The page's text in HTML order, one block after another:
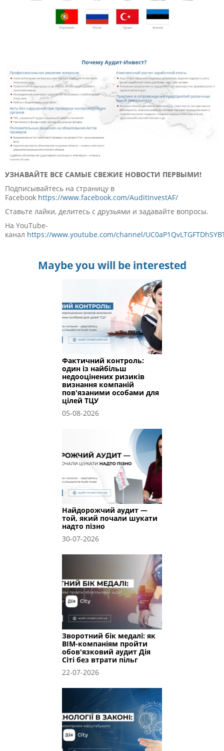
УЗНАВАЙТЕ ВСЕ САМЫЕ СВЕЖИЕ НОВОСТИ ПЕРВЫМИ!
Подписывайтесь на страницу в
Facebook https://www.facebook.com/AuditInvestAF/
Ставьте лайки, делитесь с друзьями и задавайте вопросы.
На YouTube-
канал https://www.youtube.com/channel/
Maybe you will be interested
Фактичний контроль:
один із найбільш
недооцінених ризиків
визнання компаній
пов'язаними особами для
цілей ТЦУ
05-08-2026
Найдорожчий аудит —
той, який почали шукати
надто пізно
30-07-2026
Зворотний бік медалі: як
BIM-компаніям пройти
обов'язковий аудит Дія
Сіті без втрати пільг
22-07-2026